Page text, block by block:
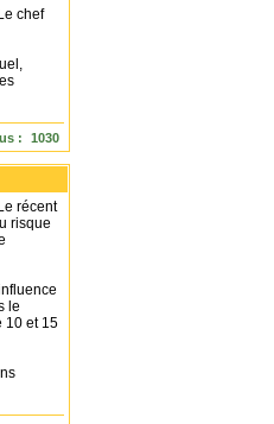
chef
: 1030
récent
risque
le
10 et 15